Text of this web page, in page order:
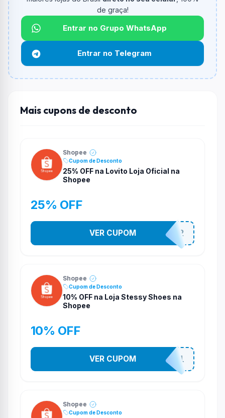
informado.
Qual é o desconto máximo?
Não informado ou sem limite.
Funciona em qualquer produto?
Não necessariamente. Depende de itens participantes
e alguns vendedores ou produtos especificos podem
de graça!
Entrar no Grupo WhatsApp
Entrar no Telegram
Mais cupons de desconto
Shopee
Cupom de Desconto
25% OFF na Lovito Loja Oficial na
Shopee
25% OFF
141525852
VER CUPOM
Shopee
Cupom de Desconto
10% OFF na Loja Stessy Shoes na
Shopee
10% OFF
STES2541
VER CUPOM
Shopee
Cupom de Desconto